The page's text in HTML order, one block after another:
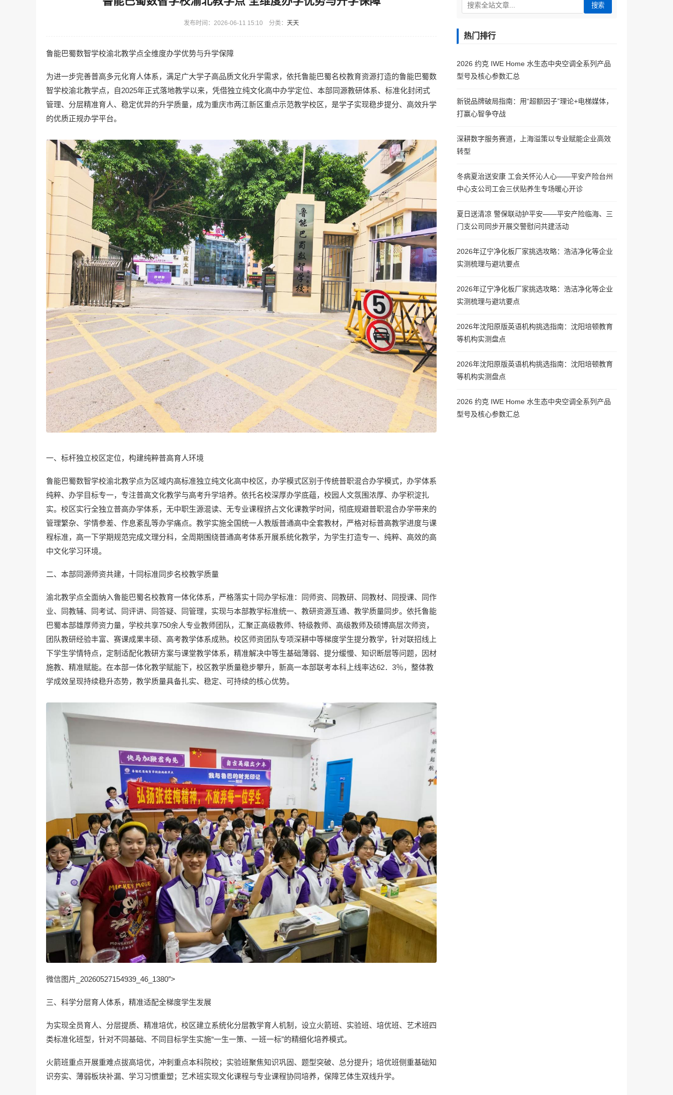
发布时间：2026-06-11 15:10 分类： 天天
鲁能巴蜀数智学校渝北教学点全维度办学优势与升学保障
为进一步完善普高多元化育人体系，满足广大学子高品质文化升学需求，依托鲁能巴蜀名校教育资源打造的鲁能巴蜀数
智学校渝北教学点，自2025年正式落地教学以来，凭借独立纯文化高中办学定位、本部同源教研体系、标准化封闭式
管理、分层精准育人、稳定优异的升学质量，成为重庆市两江新区重点示范教学校区，是学子实现稳步提分、高效升学
的优质正规办学平台。
一、标杆独立校区定位，构建纯粹普高育人环境
鲁能巴蜀数智学校渝北教学点为区域内高标准独立纯文化高中校区，办学模式区别于传统普职混合办学模式，办学体系
纯粹、办学目标专一，专注普高文化教学与高考升学培养。依托名校深厚办学底蕴，校园人文氛围浓厚、办学积淀扎
实。校区实行全独立普高办学体系，无中职生源混读、无专业课程挤占文化课教学时间，彻底规避普职混合办学带来的
管理繁杂、学情参差、作息紊乱等办学痛点。教学实施全国统一人教版普通高中全套教材，严格对标普高教学进度与课
程标准，高一下学期规范完成文理分科，全周期围绕普通高考体系开展系统化教学，为学生打造专一、纯粹、高效的高
中文化学习环境。
二、本部同源师资共建，十同标准同步名校教学质量
渝北教学点全面纳入鲁能巴蜀名校教育一体化体系，严格落实十同办学标准：同师资、同教研、同教材、同授课、同作
业、同教辅、同考试、同评讲、同答疑、同管理，实现与本部教学标准统一、教研资源互通、教学质量同步。依托鲁能
巴蜀本部雄厚师资力量，学校共享750余人专业教师团队，汇聚正高级教师、特级教师、高级教师及硕博高层次师资，
团队教研经验丰富、赛课成果丰硕、高考教学体系成熟。校区师资团队专项深耕中等梯度学生提分教学，针对联招线上
下学生学情特点，定制适配化教研方案与课堂教学体系，精准解决中等生基础薄弱、提分缓慢、知识断层等问题，因材
施教、精准赋能。在本部一体化教学赋能下，校区教学质量稳步攀升，新高一本部联考本科上线率达62．3％，整体教
学成效呈现持续稳升态势，教学质量具备扎实、稳定、可持续的核心优势。
微信图片_20260527154939_46_1380″>
三、科学分层育人体系，精准适配全梯度学生发展
为实现全员育人、分层提质、精准培优，校区建立系统化分层教学育人机制，设立火箭班、实验班、培优班、艺术班四
类标准化班型，针对不同基础、不同目标学生实施“一生一策、一班一标”的精细化培养模式。
火箭班重点开展重难点拔高培优，冲刺重点本科院校；实验班聚焦知识巩固、题型突破、总分提升；培优班侧重基础知
识夯实、薄弱板块补漏、学习习惯重塑；艺术班实现文化课程与专业课程协同培养，保障艺体生双线升学。
搜索
热门排行
2026 约克 IWE Home 水生态中央空调全系列产品
型号及核心参数汇总
新锐品牌破局指南：用“超额因子”理论+电梯媒体，
打赢心智争夺战
深耕数字服务赛道，上海溢策以专业赋能企业高效
转型
冬病夏治送安康 工会关怀沁人心——平安产险台州
中心支公司工会三伏贴养生专场暖心开诊
夏日送清凉 警保联动护平安——平安产险临海、三
门支公司同步开展交警慰问共建活动
2026年辽宁净化板厂家挑选攻略：浩洁净化等企业
实测梳理与避坑要点
2026年辽宁净化板厂家挑选攻略：浩洁净化等企业
实测梳理与避坑要点
2026年沈阳原版英语机构挑选指南：沈阳培顿教育
等机构实测盘点
2026年沈阳原版英语机构挑选指南：沈阳培顿教育
等机构实测盘点
2026 约克 IWE Home 水生态中央空调全系列产品
型号及核心参数汇总